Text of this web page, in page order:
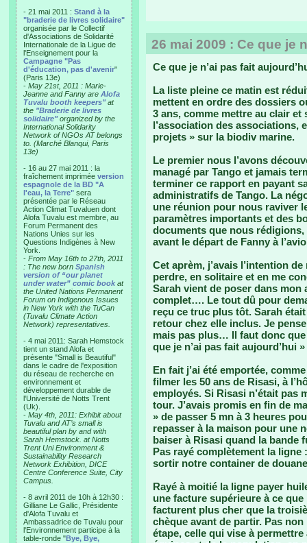
- 21 mai 2011 : Stand à la
"braderie de livres solidaire"
organisée par le Collectif
d'Associations de Solidarité
Internationale de la Ligue de
l'Enseignement pour la
Campagne "Pas
d'éducation, pas d'avenir"
(Paris 13e)
- May 21st, 2011 : Marie-
Jeanne and Fanny are Alofa
Tuvalu booth keepers"at
the "Braderie de livres
solidaire"organized by the
International Solidarity
Network of NGOs AT belongs
to. (Marché Blanqui, Paris
13e)
- 16 au 27 mai 2011 : la
fraîchement imprimée version
espagnole de la BD "A
l'eau, la Terre" sera
présentée par le Réseau
Action Climat Tuvaluen dont
Alofa Tuvalu est membre, au
Forum Permanent des
Nations Unies sur les
Questions Indigènes à New
York.
- From May 16th to 27th, 2011
: The new born Spanish
version of “our planet
under water” comic book at
the United Nations Permanent
Forum on Indigenous Issues
in New York with the TuCan
(Tuvalu Climate Action
Network) representatives.
- 4 mai 2011: Sarah Hemstock
tient un stand Alofa et
présente "Small is Beautiful"
dans le cadre de l'exposition
du réseau de recherche en
environnement et
développement durable de
l'Université de Notts Trent
(Uk).
- May 4th, 2011: Exhibit about
Tuvalu and AT’s small is
beautiful plan by and with
Sarah Hemstock. at Notts
Trent Uni Environment &
Sustainability Research
Network Exhibition, DICE
Centre Conference Suite, City
Campus.
- 8 avril 2011 de 10h à 12h30 :
Gilliane Le Gallic, Présidente
d'Alofa Tuvalu et
Ambassadrice de Tuvalu pour
l'Environnement participe à la
table-ronde "Bye, Bye,
26 mai 2009 : Ce que je
Ce que je n’ai pas fait
La liste pleine ce matin est
mettent en ordre des dossiers
3 ans, comme mettre au clair et
l’association des associations,
projets » sur la biodiv marine.
Le premier nous l’avons
managé par Tango et jamais
terminer ce rapport en payant
administratifs de Tango. La
une réunion pour nous raviver
paramètres importants et des
documents que nous
avant le départ de Fanny à
Cet aprèm, j’avais l’intention
perdre, en solitaire et en me
Sarah vient de poser dans mon
complet…. Le tout dû pour
reçu ce truc plus tôt. Sarah
retour chez elle inclus. Je
mais pas plus… Il faut donc que
que je n’ai pas fait aujourd’hui
En fait j’ai été emportée,
filmer les 50 ans de Risasi, à
employés. Si Risasi n’était pas
tour. J’avais promis en fin de
» de passer 5 mn à 3 heures
repasser à la maison pour une
baiser à Risasi quand la bande
Pas rayé complètement la
sortir notre container de
Rayé à moitié la ligne payer
une facture supérieure à ce
facturent plus cher que la
chèque avant de partir. Pas
étape, celle qui vise à